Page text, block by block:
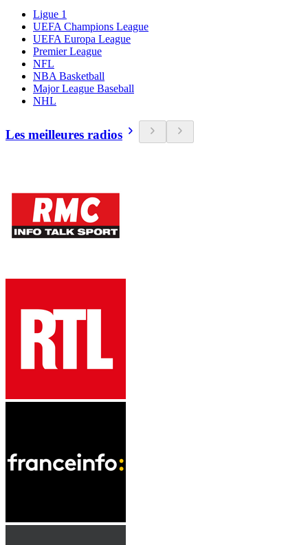
Ligue 1
UEFA Champions League
UEFA Europa League
Premier League
NFL
NBA Basketball
Major League Baseball
NHL
Les meilleures radios